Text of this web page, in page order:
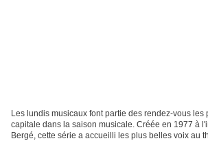
Les lundis musicaux font partie des rendez-vous les
capitale dans la saison musicale. Créée en 1977 à
Bergé, cette série a accueilli les plus belles voix au